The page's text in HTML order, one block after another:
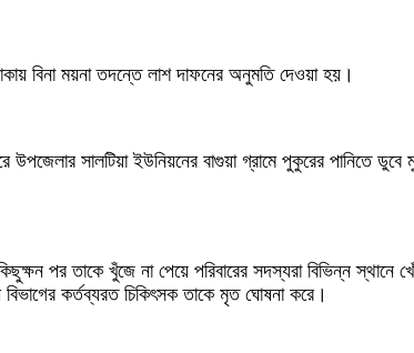
বিনা ময়না তদন্তে লাশ দাফনের অনুমতি দেওয়া হয়।
সালটিয়া ইউনিয়নের বাগুয়া গ্রামে পুকুরের পানিতে
পর তাকে খুঁজে না পেয়ে পরিবারের সদস্যরা বিভিন্ন
কর্তব্যরত চিকিৎসক তাকে মৃত ঘোষনা করে।